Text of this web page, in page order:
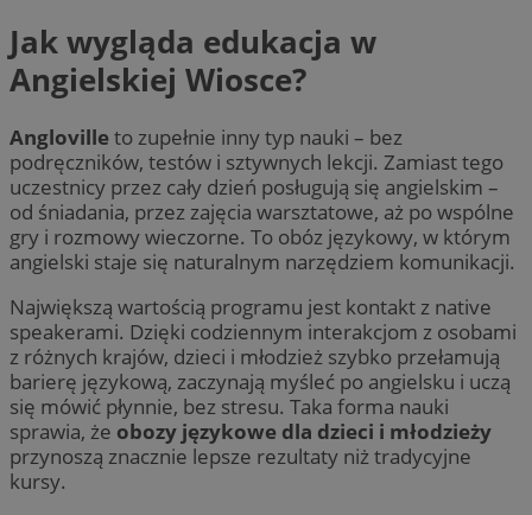
Jak wygląda edukacja w
Angielskiej Wiosce?
Anglovilleto zupełnie inny typ nauki – bez
podręczników, testów i sztywnych lekcji. Zamiast tego
uczestnicy przez cały dzień posługują się angielskim –
od śniadania, przez zajęcia warsztatowe, aż po wspólne
gry i rozmowy wieczorne. To obóz językowy, w którym
angielski staje się naturalnym narzędziem komunikacji.
Największą wartością programu jest kontakt z native
speakerami. Dzięki codziennym interakcjom z osobami
z różnych krajów, dzieci i młodzież szybko przełamują
barierę językową, zaczynają myśleć po angielsku i uczą
się mówić płynnie, bez stresu. Taka forma nauki
sprawia, że obozy językowe dla dzieci i młodzieży
przynoszą znacznie lepsze rezultaty niż tradycyjne
kursy.